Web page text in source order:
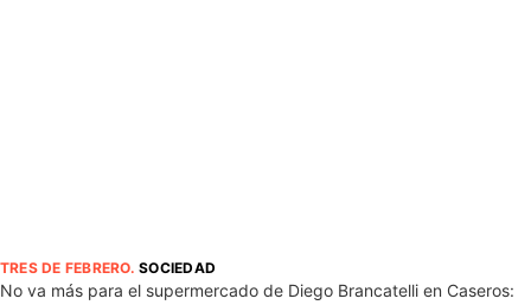
TRES DE FEBRERO.SOCIEDAD
No va más para el supermercado de Diego Brancatelli en Caseros: